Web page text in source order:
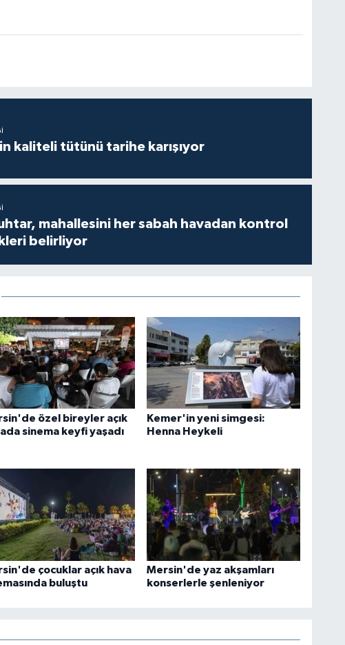
kaliteli tütünü tarihe karışıyor
mahallesini her sabah havadan kontrol
belirliyor
özel bireyler açık
sinema keyfi yaşadı
Kemer'in yeni simgesi:
Henna Heykeli
çocuklar açık hava
buluştu
Mersin'de yaz akşamları
konserlerle şenleniyor